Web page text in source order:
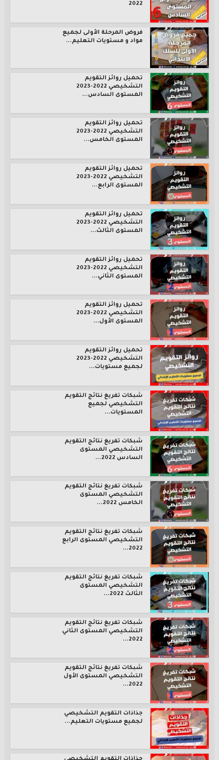
2022
فروض المرحلة الأولى لجميع
مواد و مستويات التعليم...
تحميل روائز التقويم
التشخيصي 2022-2023
المستوى السادس...
تحميل روائز التقويم
التشخيصي 2022-2023
المستوى الخامس...
تحميل روائز التقويم
التشخيصي 2022-2023
المستوى الرابع...
تحميل روائز التقويم
التشخيصي 2022-2023
المستوى الثالث...
تحميل روائز التقويم
التشخيصي 2022-2023
المستوى الثاني...
تحميل روائز التقويم
التشخيصي 2022-2023
المستوى الأول...
تحميل روائز التقويم
التشخيصي 2022-2023
لجميع مستويات...
شبكات تفريغ نتائج التقويم
التشخيصي لجميع
المستويات...
شبكات تفريغ نتائج التقويم
التشخيصي المستوى
السادس 2022...
شبكات تفريغ نتائج التقويم
التشخيصي المستوى
الخامس 2022...
شبكات تفريغ نتائج التقويم
التشخيصي المستوى الرابع
2022...
شبكات تفريغ نتائج التقويم
التشخيصي المستوى
الثالث 2022...
شبكات تفريغ نتائج التقويم
التشخيصي المستوى الثاني
2022...
شبكات تفريغ نتائج التقويم
التشخيصي المستوى الأول
2022...
جذاذات التقويم التشخيصي
لجميع مستويات التعليم...